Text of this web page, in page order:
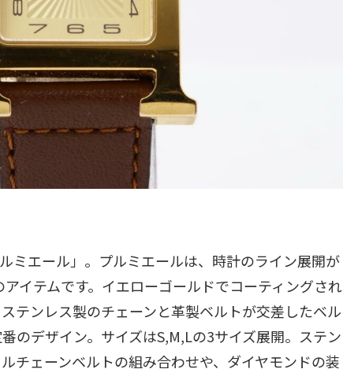
ミエール」。プルミエールは、時計のライン展開が
イテムです。イエローゴールドでコーティングされ
テンレス製のチェーンと革製ベルトが交差したベル
のデザイン。サイズはS,M,Lの3サイズ展開。ステン
チェーンベルトの組み合わせや、ダイヤモンドの装